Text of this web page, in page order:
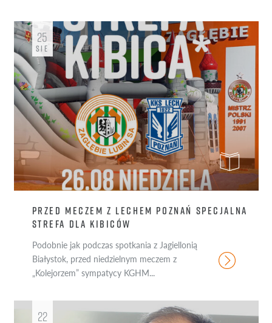
PRZED MECZEM Z LECHEM POZNAŃ SPECJALNA
STREFA DLA KIBICÓW
Podobnie jak podczas spotkania z Jagiellonią
Białystok, przed niedzielnym meczem z
„Kolejorzem” sympatycy KGHM...
25
SIE
22